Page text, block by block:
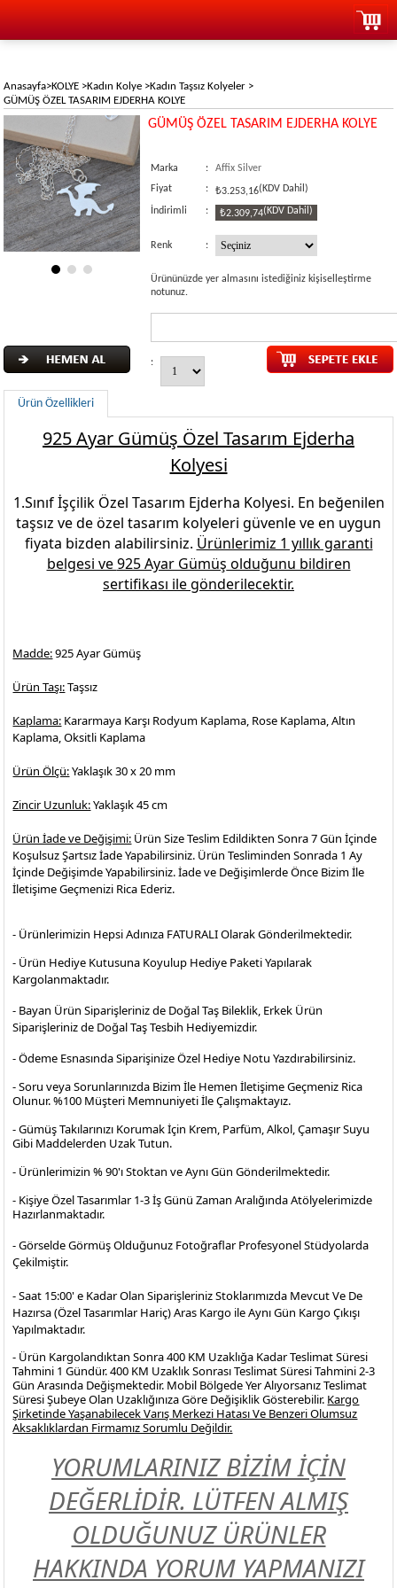
Anasayfa>KOLYE >Kadın Kolye >Kadın Taşsız Kolyeler >
GÜMÜŞ ÖZEL TASARIM EJDERHA KOLYE
GÜMÜŞ ÖZEL TASARIM EJDERHA KOLYE
Marka :
Affix Silver
Fiyat
: ₺3.253,16(KDV Dahil)
İndirimli : ₺2.309,74(KDV Dahil)
Renk :
Ürününüzde yer almasını istediğiniz kişiselleştirme
notunuz.
:
Ürün Özellikleri
925 Ayar Gümüş Özel Tasarım Ejderha
Kolyesi
1.Sınıf İşçilik Özel Tasarım Ejderha Kolyesi. En beğenilen
taşsız ve de özel tasarım kolyeleri güvenle ve en uygun
fiyata bizden alabilirsiniz. Ürünlerimiz 1 yıllık garanti
belgesi ve925 Ayar Gümüş olduğunu bildiren
sertifikası ile gönderilecektir.
Madde:925 Ayar Gümüş
Ürün Taşı:Taşsız
Kaplama: Kararmaya Karşı Rodyum Kaplama, Rose Kaplama, Altın
Kaplama, Oksitli Kaplama
Ürün Ölçü:Yaklaşık 30 x 20 mm
Zincir Uzunluk:Yaklaşık 45 cm
Ürün İade ve Değişimi: Ürün Size Teslim Edildikten Sonra 7 Gün İçinde
Koşulsuz Şartsız İade Yapabilirsiniz. Ürün Tesliminden Sonrada 1 Ay
İçinde Değişimde Yapabilirsiniz. İade ve Değişimlerde Önce Bizim İle
İletişime Geçmenizi Rica Ederiz.
- Ürünlerimizin Hepsi Adınıza FATURALI Olarak Gönderilmektedir.
- Ürün Hediye Kutusuna Koyulup Hediye Paketi Yapılarak
Kargolanmaktadır.
- Bayan Ürün Siparişleriniz de Doğal Taş Bileklik, Erkek Ürün
Siparişleriniz de Doğal Taş Tesbih Hediyemizdir.
- Ödeme Esnasında Siparişinize Özel Hediye Notu Yazdırabilirsiniz.
- Soru veya Sorunlarınızda Bizim İle Hemen İletişime Geçmeniz Rica
Olunur. %100 Müşteri Memnuniyeti İle Çalışmaktayız.
- Gümüş Takılarınızı Korumak İçin Krem, Parfüm, Alkol, Çamaşır Suyu
Gibi Maddelerden Uzak Tutun.
- Ürünlerimizin % 90'ı Stoktan ve Aynı Gün Gönderilmektedir.
- Kişiye Özel Tasarımlar 1-3 İş Günü Zaman Aralığında Atölyelerimizde
Hazırlanmaktadır.
- Görselde Görmüş Olduğunuz Fotoğraflar ProfesyonelStüdyolarda
Çekilmiştir.
- Saat 15:00' e Kadar Olan Siparişleriniz Stoklarımızda Mevcut Ve De
Hazırsa (Özel Tasarımlar Hariç) Aras Kargo ile Aynı Gün Kargo Çıkışı
Yapılmaktadır.
- Ürün Kargolandıktan Sonra 400 KM Uzaklığa Kadar Teslimat Süresi
Tahmini 1 Gündür. 400 KM Uzaklık Sonrası Teslimat Süresi Tahmini 2-3
Gün Arasında Değişmektedir. Mobil Bölgede Yer Alıyorsanız Teslimat
Süresi Şubeye Olan Uzaklığınıza Göre Değişiklik Gösterebilir. Kargo
Şirketinde Yaşanabilecek Varış Merkezi Hatası Ve Benzeri Olumsuz
Aksaklıklardan Firmamız Sorumlu Değildir.
YORUMLARINIZ BİZİM İÇİN
DEĞERLİDİR. LÜTFEN ALMIŞ
OLDUĞUNUZ ÜRÜNLER
HAKKINDA YORUM YAPMANIZI